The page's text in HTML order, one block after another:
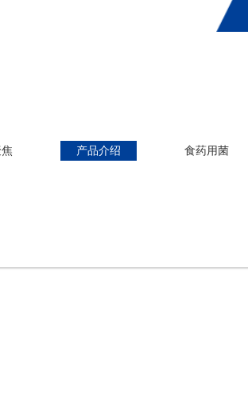
产品介绍 食药用菌